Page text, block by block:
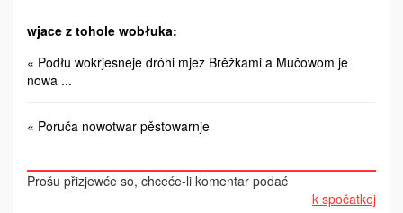
wjace z tohole wobłuka:
« Podłu wokrjesneje dróhi mjez Brěžkami a Mučowom je
nowa ...
« Poruča nowotwar pěstowarnje
Prošu přizjewće so, chceće-li komentar podać
k spočatkej